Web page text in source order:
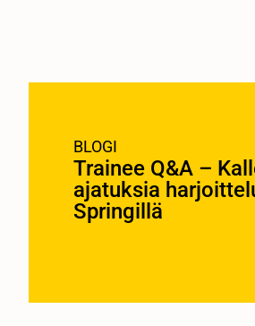
BLOGI
Trainee Q&A –
ajatuksia
Springillä